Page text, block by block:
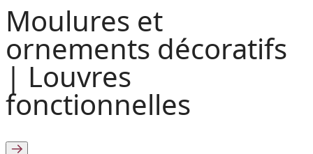
Moulures et
ornements décoratifs
| Louvres
fonctionnelles